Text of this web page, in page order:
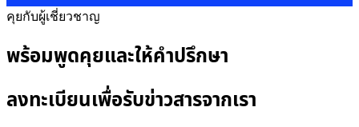
คุยกับผู้เชี่ยวชาญ
พร้อมพูดคุยและให้คำปรึกษา
ลงทะเบียนเพื่อรับข่าวสารจากเรา